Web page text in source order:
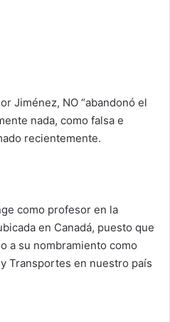
Jiménez, NO “abandonó el
nada, como falsa e
recientemente.
como profesor en la
en Canadá, puesto que
a su nombramiento como
Transportes en nuestro país